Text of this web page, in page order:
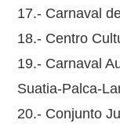
17.- Carnaval
18.- Centro
19.- Carnaval
Suatia-Palca-
20.- Conjunto